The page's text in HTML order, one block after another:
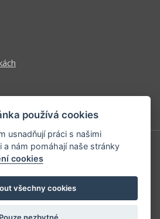
používá cookies
usnadňují práci s našimi
nám pomáhají naše stránky
cookies
všechny cookies
Pouze nezbytné